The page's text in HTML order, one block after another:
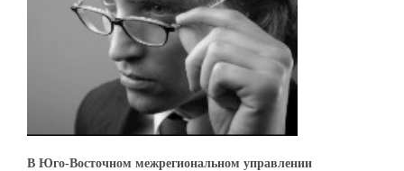
В Юго-Восточном межрегиональном управлении